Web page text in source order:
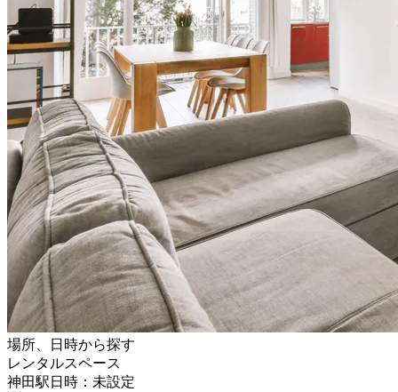
場所、日時から探す
レンタルスペース
神田駅日時：未設定